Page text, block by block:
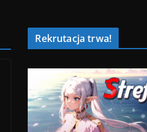
Rekrutacja trwa!